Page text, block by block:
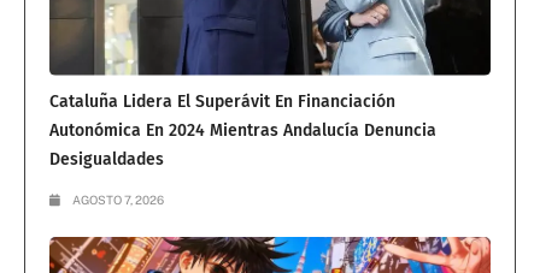
Cataluña Lidera El Superávit En Financiación
Autonómica En 2024 Mientras Andalucía Denuncia
Desigualdades
AGOSTO 7, 2026